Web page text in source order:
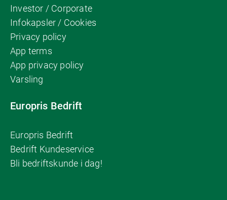
Investor / Corporate
Infokapsler / Cookies
Privacy policy
App terms
App privacy policy
Varsling
Europris Bedrift
Europris Bedrift
Bedrift Kundeservice
Bli bedriftskunde i dag!